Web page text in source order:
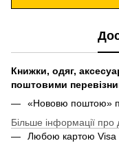
Книжки, одяг,
поштовими
«Нововю поштою»
Більше інформації про
Любою картою Visa